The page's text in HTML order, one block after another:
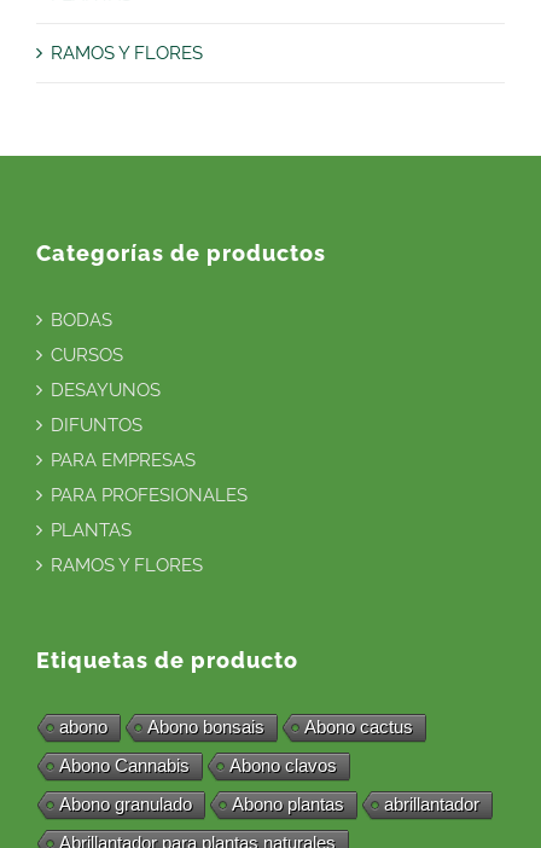
RAMOS Y FLORES
Categorías de productos
BODAS
CURSOS
DESAYUNOS
DIFUNTOS
PARA EMPRESAS
PARA PROFESIONALES
PLANTAS
RAMOS Y FLORES
Etiquetas de producto
abono Abono bonsais
Abono cactus
Abono Cannabis
Abono clavos
Abono granulado
Abono plantas
abrillantador
Abrillantador para plantas naturales